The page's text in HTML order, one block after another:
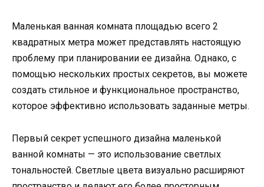
Маленькая ванная комната площадью всего 2
квадратных метра может представлять настоящую
проблему при планировании ее дизайна. Однако, с
помощью нескольких простых секретов, вы можете
создать стильное и функциональное пространство,
которое эффективно использовать заданные метры.
Первый секрет успешного дизайна маленькой
ванной комнаты — это использование светлых
тональностей. Светлые цвета визуально расширяют